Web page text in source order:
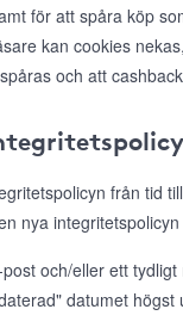
för att spåra köp
kan cookies
och att
från tid
nya
och/eller ett
datumet högst